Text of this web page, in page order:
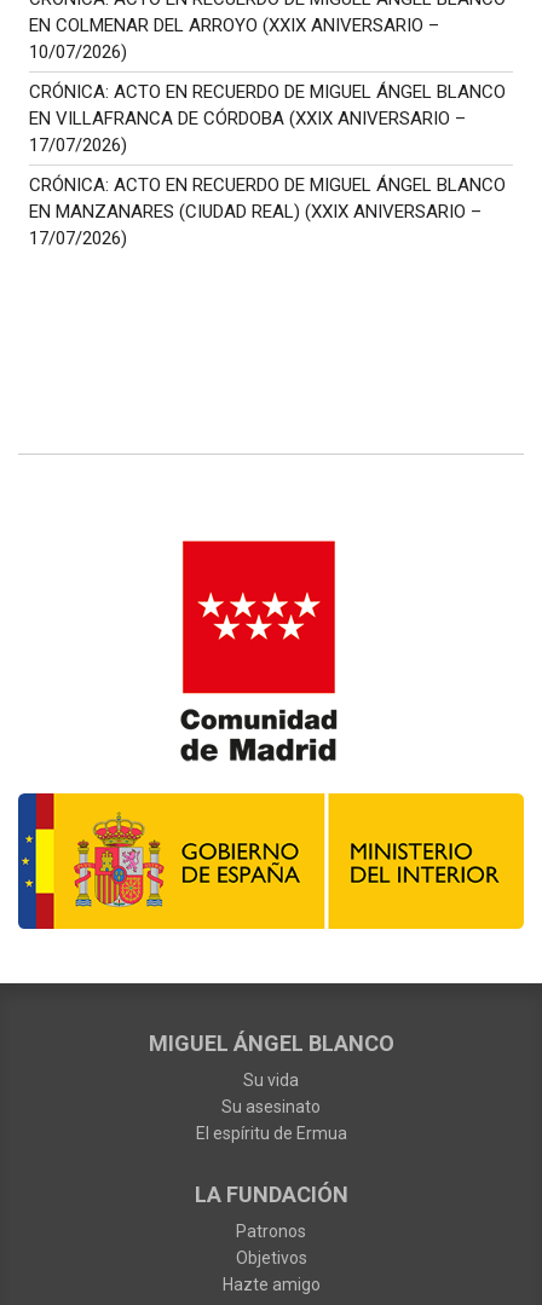
EN COLMENAR DEL ARROYO (XXIX ANIVERSARIO –
10/07/2026)
CRÓNICA: ACTO EN RECUERDO DE MIGUEL ÁNGEL BLANCO
EN VILLAFRANCA DE CÓRDOBA (XXIX ANIVERSARIO –
17/07/2026)
CRÓNICA: ACTO EN RECUERDO DE MIGUEL ÁNGEL BLANCO
EN MANZANARES (CIUDAD REAL) (XXIX ANIVERSARIO –
17/07/2026)
MIGUEL ÁNGEL BLANCO
Su vida
Su asesinato
El espíritu de Ermua
LA FUNDACIÓN
Patronos
Objetivos
Hazte amigo